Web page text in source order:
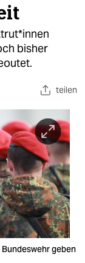
bisher
teilen
geben